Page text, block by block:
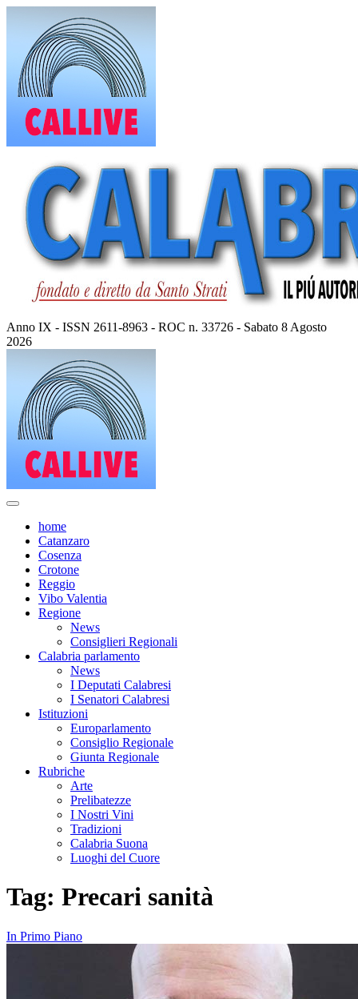
contenuto
Anno IX - ISSN 2611-8963 - ROC n. 33726 - Sabato 8 Agosto
2026
home
Catanzaro
Cosenza
Crotone
Reggio
Vibo Valentia
Regione
News
Consiglieri Regionali
Calabria parlamento
News
I Deputati Calabresi
I Senatori Calabresi
Istituzioni
Europarlamento
Consiglio Regionale
Giunta Regionale
Rubriche
Arte
Prelibatezze
I Nostri Vini
Tradizioni
Calabria Suona
Luoghi del Cuore
Tag: Precari sanità
In Primo Piano